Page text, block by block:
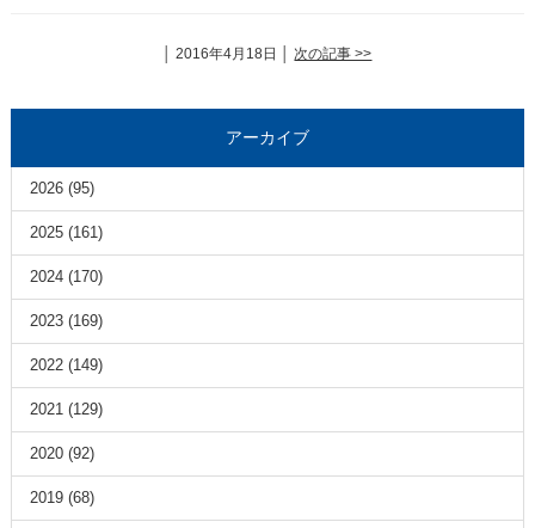
│ 2016年4月18日 │ 次の記事 >>
アーカイブ
2026(95)
2025(161)
2024(170)
2023(169)
2022(149)
2021(129)
2020(92)
2019(68)